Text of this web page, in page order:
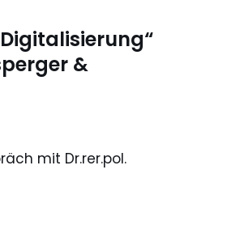
&
mit Dr.rer.pol.